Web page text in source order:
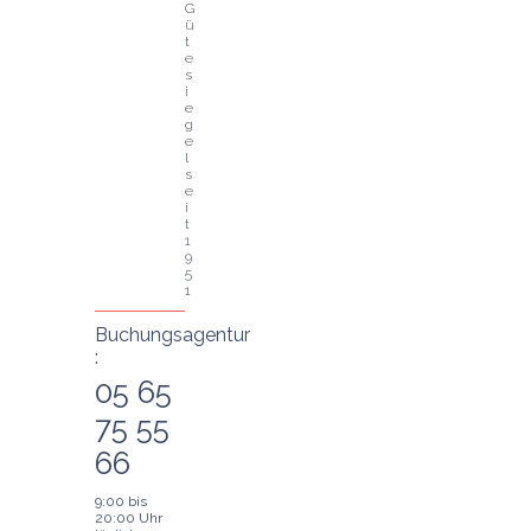
G
ü
t
e
s
i
e
g
e
l
s
e
i
t
1
9
5
1
Buchungsagentur
:
05 65
75 55
66
9:00 bis
20:00 Uhr